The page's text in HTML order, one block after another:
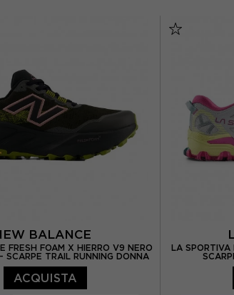
EUR 40,5 / US 9
BALANCE
FRESH FOAM X HIERRO V9 NERO
SCARPE TRAIL RUNNING DONNA
ACQUISTA
LA SPORTIVA